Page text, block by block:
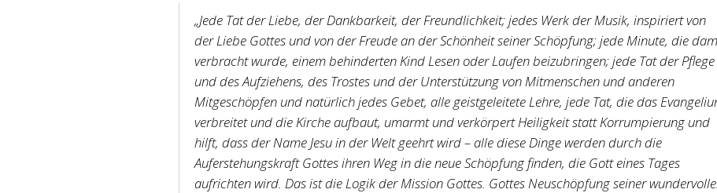
„Jede Tat der Liebe, der Dankbarkeit, der Freundlichkeit; jedes Werk der Musik, inspiriert von
der Liebe Gottes und von der Freude an der Schönheit seiner Schöpfung; jede Minute, die
verbracht wurde, einem behinderten Kind Lesen oder Laufen beizubringen; jede Tat der Pflege
und des Aufziehens, des Trostes und der Unterstützung von Mitmenschen und anderen
Mitgeschöpfen und natürlich jedes Gebet, alle geistgeleitete Lehre, jede Tat, die das
verbreitet und die Kirche aufbaut, umarmt und verkörpert Heiligkeit statt Korrumpierung und
hilft, dass der Name Jesu in der Welt geehrt wird – alle diese Dinge werden durch die
Auferstehungskraft Gottes ihren Weg in die neue Schöpfung finden, die Gott eines Tages
aufrichten wird. Das ist die Logik der Mission Gottes. Gottes Neuschöpfung seiner